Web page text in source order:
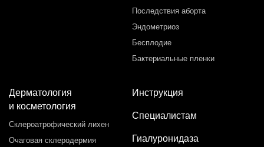
Последствия аборта
Эндометриоз
Бесплодие
Бактериальные пленки
Дерматология
и косметология
Склероатрофический лихен
Очаговая склеродермия
Инструкция
Специалистам
Гиалуронидаза